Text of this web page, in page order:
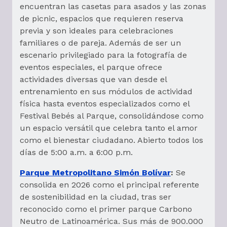
encuentran las casetas para asados y las zonas
de picnic, espacios que requieren reserva
previa y son ideales para celebraciones
familiares o de pareja. Además de ser un
escenario privilegiado para la fotografía de
eventos especiales, el parque ofrece
actividades diversas que van desde el
entrenamiento en sus módulos de actividad
física hasta eventos especializados como el
Festival Bebés al Parque, consolidándose como
un espacio versátil que celebra tanto el amor
como el bienestar ciudadano. Abierto todos los
días de 5:00 a.m. a 6:00 p.m.
Parque Metropolitano Simón Bolívar: Se
consolida en 2026 como el principal referente
de sostenibilidad en la ciudad, tras ser
reconocido como el primer parque Carbono
Neutro de Latinoamérica. Sus más de 900.000